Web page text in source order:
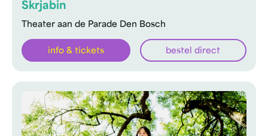
Theater aan de Parade Den Bosch
Skrjabin
info & tickets bestel direct